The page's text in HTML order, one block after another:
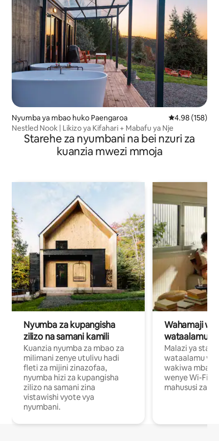
Nyumba ya mbao huko Paengaroa Ukadiriaji wa
4.98 (158)
Nestled Nook | Likizo ya Kifahari + Mabafu ya Nje
Starehe za nyumbani na bei nzuri za
kuanzia mwezi mmoja
Nyumba za kupangisha
zilizo na samani kamili
Kuanzia nyumba za mbao za
milimani zenye utulivu hadi
fleti za mijini zinazofaa,
nyumba hizi za kupangisha
zilizo na samani zina
vistawishi vyote vya
nyumbani.
Wahamaji
wataalamu
Malazi ya
wataalamu
wakiwa mbali
wenye Wi-Fi
mahususi za